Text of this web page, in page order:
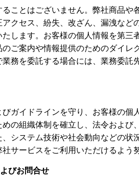
ことはございません。弊社商品や
クセス、紛失、改ざん、漏洩など
します。お客様の個人情報を第三
ご案内や情報提供のためのダイレ
務を委託する場合には、業務委託
ガイドラインを守り、お客様の個
の組織体制を確立し、法令および
システム技術や社会動向などの状
サービスをご利用いただけるよう
びお問合せ